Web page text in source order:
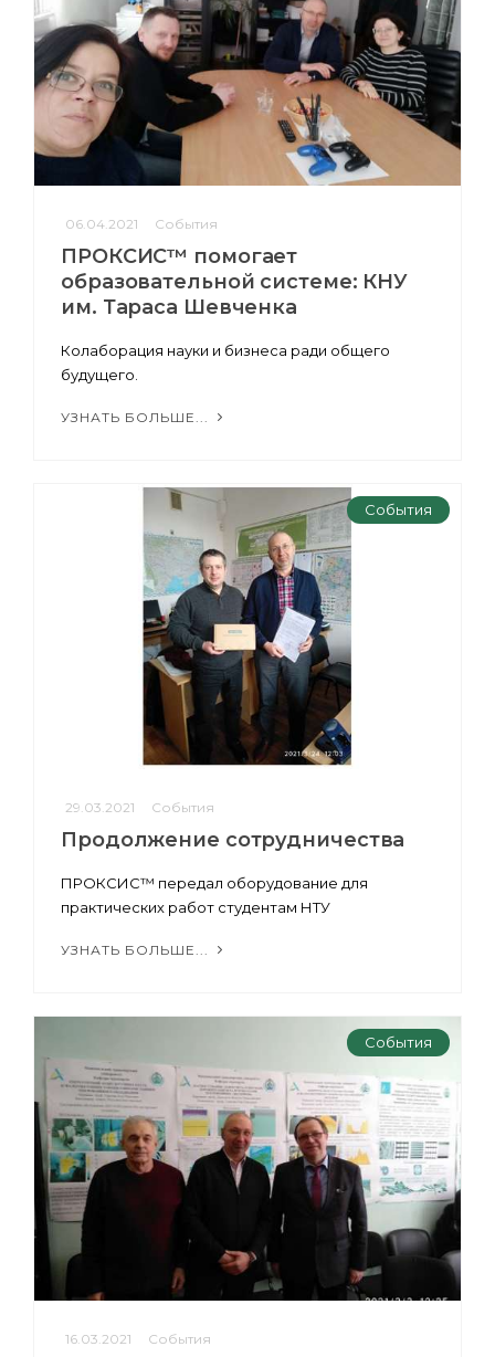
06.04.2021 События
ПРОКСИС™ помогает
образовательной системе: КНУ
им. Тараса Шевченка
Колаборация науки и бизнеса ради общего
будущего.
УЗНАТЬ БОЛЬШЕ...
События
29.03.2021 События
Продолжение сотрудничества
ПРОКСИС™ передал оборудование для
практических работ студентам НТУ
УЗНАТЬ БОЛЬШЕ...
События
16.03.2021 События